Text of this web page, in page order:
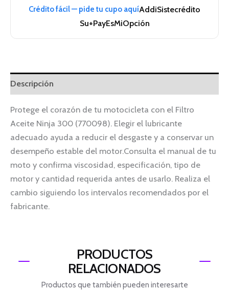
Crédito fácil — pide tu cupo aquíAddiSistecrédito
Su+PayEsMiOpción
Descripción
Protege el corazón de tu motocicleta con el Filtro
Aceite Ninja 300 (770098). Elegir el lubricante
adecuado ayuda a reducir el desgaste y a conservar un
desempeño estable del motor.Consulta el manual de tu
moto y confirma viscosidad, especificación, tipo de
motor y cantidad requerida antes de usarlo. Realiza el
cambio siguiendo los intervalos recomendados por el
fabricante.
PRODUCTOS
RELACIONADOS
Productos que también pueden interesarte